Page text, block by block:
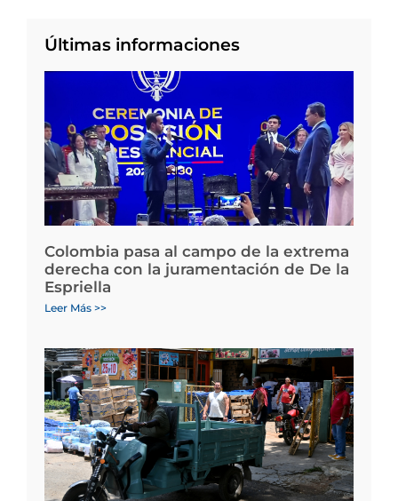
Últimas informaciones
Colombia pasa al campo de la extrema
derecha con la juramentación de De la
Espriella
Leer Más >>